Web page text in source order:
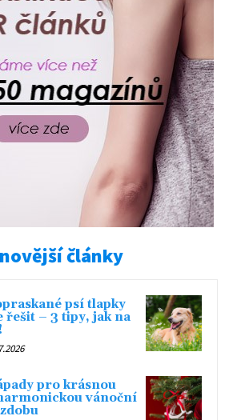
články
psí tlapky
řešit – 3 tipy, jak na
pro krásnou
vánoční